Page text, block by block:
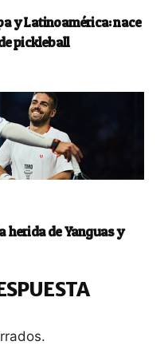
y Latinoamérica: nace
pickleball
herida de Yanguas y